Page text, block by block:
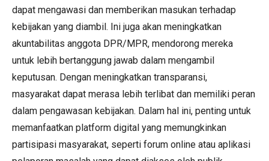
dapat mengawasi dan memberikan masukan terhadap
kebijakan yang diambil. Ini juga akan meningkatkan
akuntabilitas anggota DPR/MPR, mendorong mereka
untuk lebih bertanggung jawab dalam mengambil
keputusan. Dengan meningkatkan transparansi,
masyarakat dapat merasa lebih terlibat dan memiliki peran
dalam pengawasan kebijakan. Dalam hal ini, penting untuk
memanfaatkan platform digital yang memungkinkan
partisipasi masyarakat, seperti forum online atau aplikasi